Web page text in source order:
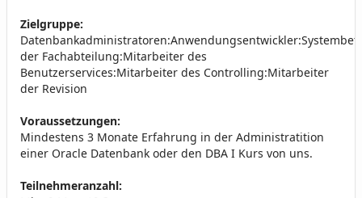
Zielgruppe:
der Fachabteilung:Mitarbeiter des
Benutzerservices:Mitarbeiter des Controlling:Mitarbeiter
der Revision
Voraussetzungen:
Mindestens 3 Monate Erfahrung in der Administratition
einer Oracle Datenbank oder den DBA I Kurs von uns.
Teilnehmeranzahl: